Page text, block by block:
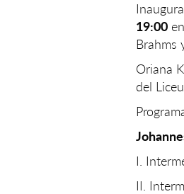
19:00
Brahms
Oriana
del
I.
II.